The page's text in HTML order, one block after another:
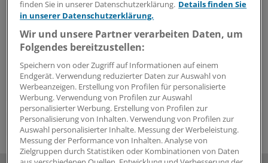
Um Videos von movingimage zu integrieren, brauchen wir
Ich bin damit einverstanden, dass mir Inhalte von movingimage übermittelt
werden. Dazu ist ggf. die Speicherung von Cookies auf Ihrem Gerät
notwendig. Mehr Informationen dazu finden Siehier.
© Ärzte Zeitung/Springermedizin Verlag GmbH
finden Sie in unserer Datenschutzerklärung. Details finden Sie
in unserer Datenschutzerklärung.
Wir und unsere Partner verarbeiten Daten, um
Folgendes bereitzustellen:
Speichern von oder Zugriff auf Informationen auf einem
Endgerät. Verwendung reduzierter Daten zur Auswahl von
Werbeanzeigen. Erstellung von Profilen für personalisierte
Werbung. Verwendung von Profilen zur Auswahl
personalisierter Werbung. Erstellung von Profilen zur
Personalisierung von Inhalten. Verwendung von Profilen zur
Auswahl personalisierter Inhalte. Messung der Werbeleistung.
Messung der Performance von Inhalten. Analyse von
Zielgruppen durch Statistiken oder Kombinationen von Daten